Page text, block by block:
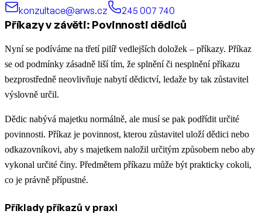
konzultace@arws.cz
245 007 740
Příkazy v závěti: Povinnosti dědiců
Nyní se podíváme na třetí pilíř vedlejších doložek – příkazy. Příkaz
se od podmínky zásadně liší tím, že splnění či nesplnění příkazu
bezprostředně neovlivňuje nabytí dědictví, ledaže by tak zůstavitel
výslovně určil.
Dědic nabývá majetku normálně, ale musí se pak podřídit určité
povinnosti. Příkaz je povinnost, kterou zůstavitel uloží dědici nebo
odkazovníkovi, aby s majetkem naložil určitým způsobem nebo aby
vykonal určité činy. Předmětem příkazu může být prakticky cokoli,
co je právně přípustné.
Příklady příkazů v praxi